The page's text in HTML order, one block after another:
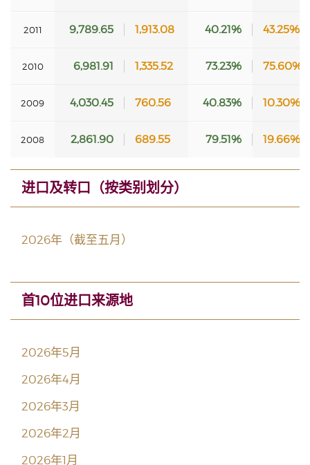
2011 9,789.65 1,913.08 40.21% 43.25%
2010 6,981.91 1,335.52 73.23% 75.60%
2009 4,030.45 760.56 40.83% 10.30%
2008 2,861.90 689.55 79.51% 19.66%
进口及转口（按类别划分）
2026年（截至五月）
首10位进口来源地
2026年5月
2026年4月
2026年3月
2026年2月
2026年1月